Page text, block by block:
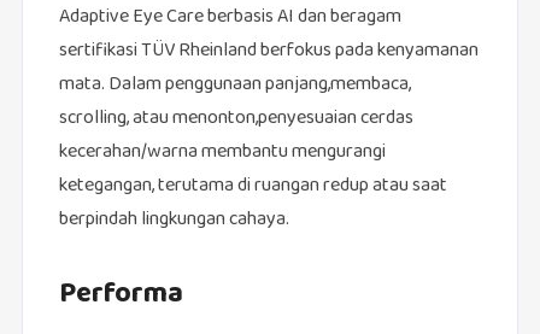
Adaptive Eye Care berbasis AI dan beragam
sertifikasi TÜV Rheinland berfokus pada kenyamanan
mata. Dalam penggunaan panjang,membaca,
scrolling, atau menonton,penyesuaian cerdas
kecerahan/warna membantu mengurangi
ketegangan, terutama di ruangan redup atau saat
berpindah lingkungan cahaya.
Performa